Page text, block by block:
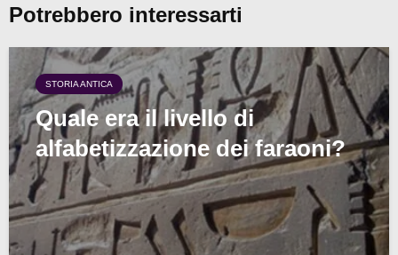
Potrebbero interessarti
STORIA ANTICA
Quale era il livello di
alfabetizzazione dei faraoni?